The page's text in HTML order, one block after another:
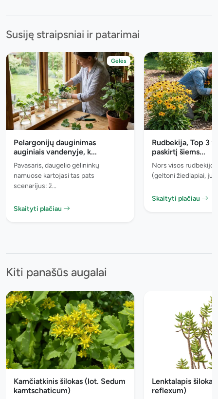
Susiję straipsniai ir patarimai
Gėlės
Pelargonijų dauginimas
auginiais vandenyje, k...
Pavasaris, daugelio gėlininkų
namuose kartojasi tas pats
scenarijus: ž...
Skaityti plačiau
Rudbekija, Top 3
paskirtį šiems...
Nors visos
(geltoni žiedlapiai,
Skaityti plačiau
Kiti panašūs augalai
Kamčiatkinis šilokas (lot. Sedum
kamtschaticum)
Lenktalapis
reflexum)